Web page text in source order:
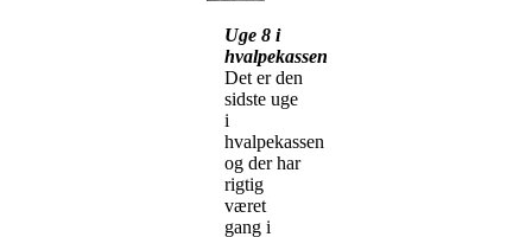
Uge 8 i
hvalpekassen
Det er den
sidste uge
i
hvalpekassen
og der har
rigtig
været
gang i